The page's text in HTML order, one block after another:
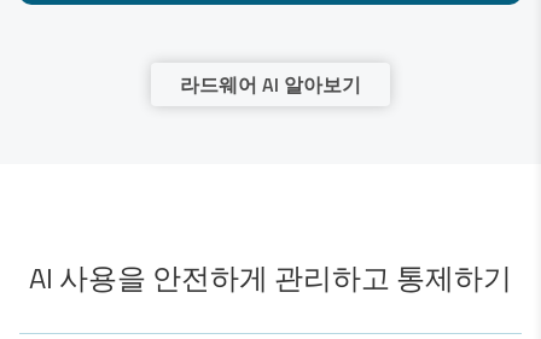
라드웨어 AI 알아보기
AI 사용을 안전하게 관리하고 통제하기